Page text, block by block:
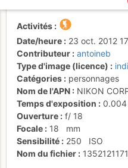
Activités
Date/heure
23 oct. 2012
Contributeur
antoineb
Type d'image (licence)
Catégories
personnages
Nom de l'APN
NIKON
Temps d'exposition
0.004
Ouverture
f/ 18
Focale
18
mm
Sensibilité
250
ISO
Nom du fichier